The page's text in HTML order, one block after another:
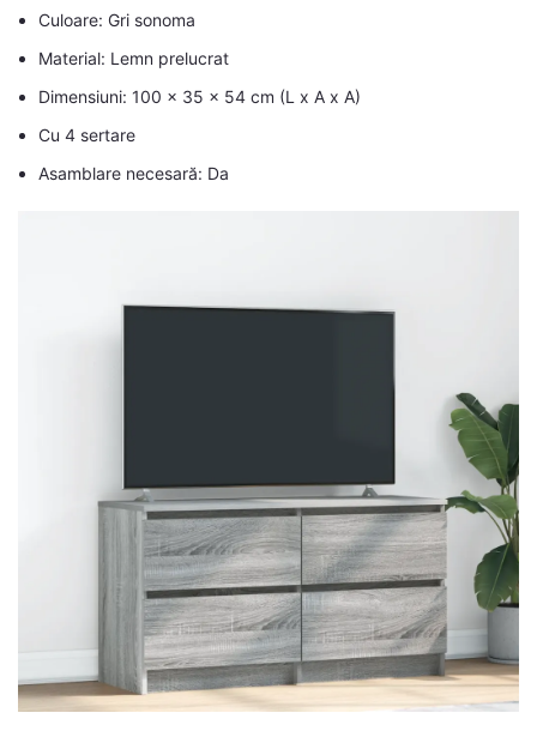
Culoare: Gri sonoma
Material: Lemn prelucrat
Dimensiuni: 100 x 35 x 54 cm (L x A x A)
Cu 4 sertare
Asamblare necesară: Da